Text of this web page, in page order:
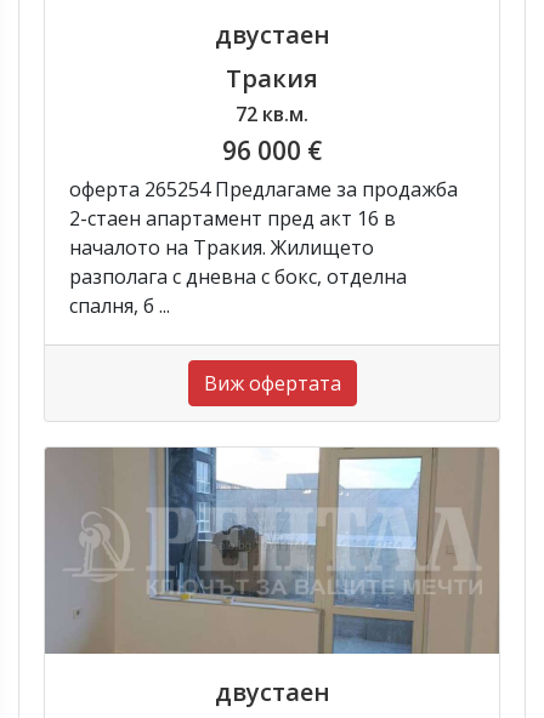
двустаен
Тракия
72 кв.м.
96 000 €
оферта 265254 Предлагаме за продажба
2-стаен апартамент пред акт 16 в
началото на Тракия. Жилището
разполага с дневна с бокс, отделна
спалня, б ...
Виж офертата
двустаен